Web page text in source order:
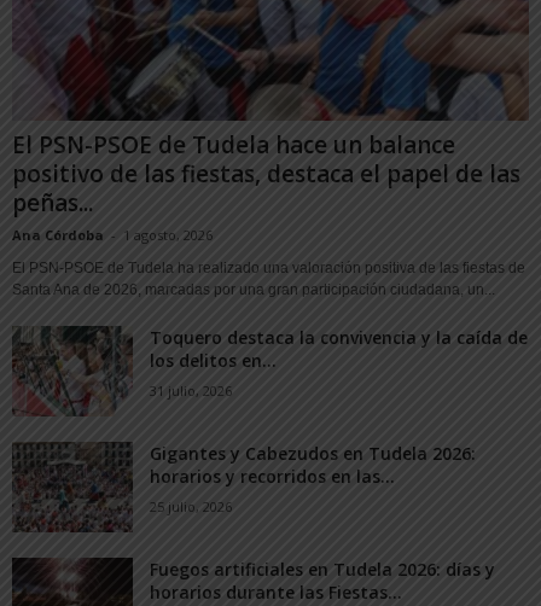
El PSN-PSOE de Tudela hace un balance
positivo de las fiestas, destaca el papel de las
peñas...
Ana Córdoba - 1 agosto, 2026
El PSN-PSOE de Tudela ha realizado una valoración positiva de las fiestas de
Santa Ana de 2026, marcadas por una gran participación ciudadana, un...
Toquero destaca la convivencia y la caída de
los delitos en...
31 julio, 2026
Gigantes y Cabezudos en Tudela 2026:
horarios y recorridos en las...
25 julio, 2026
Fuegos artificiales en Tudela 2026: días y
horarios durante las Fiestas...